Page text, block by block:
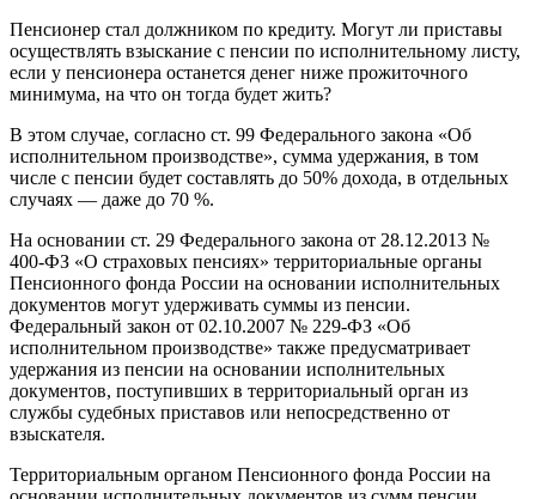
Пенсионер стал должником по кредиту. Могут ли приставы
осуществлять взыскание с пенсии по исполнительному листу,
если у пенсионера останется денег ниже прожиточного
минимума, на что он тогда будет жить?
В этом случае, согласно ст. 99 Федерального закона «Об
исполнительном производстве», сумма удержания, в том
числе с пенсии будет составлять до 50% дохода, в отдельных
случаях — даже до 70 %.
На основании ст. 29 Федерального закона от 28.12.2013 №
400-ФЗ «О страховых пенсиях» территориальные органы
Пенсионного фонда России на основании исполнительных
документов могут удерживать суммы из пенсии.
Федеральный закон от 02.10.2007 № 229-ФЗ «Об
исполнительном производстве» также предусматривает
удержания из пенсии на основании исполнительных
документов, поступивших в территориальный орган из
службы судебных приставов или непосредственно от
взыскателя.
Территориальным органом Пенсионного фонда России на